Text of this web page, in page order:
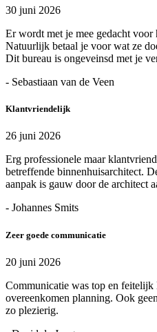
30 juni 2026
Er wordt met je mee gedacht
Natuurlijk betaal je voor wat ze
Dit bureau is ongeveinsd met je
- Sebastiaan van de Veen
Klantvriendelijk
26 juni 2026
Erg professionele maar
betreffende binnenhuisarchitect.
aanpak is gauw door de architect
- Johannes Smits
Zeer goede communicatie
20 juni 2026
Communicatie was top en
overeenkomen planning. Ook
zo plezierig.